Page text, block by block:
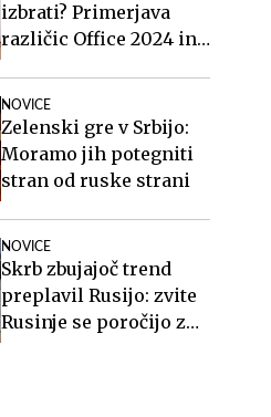
izbrati? Primerjava
različic Office 2024 in
NOVICE
Zelenski gre v Srbijo:
Moramo jih potegniti
stran od ruske strani
NOVICE
Skrb zbujajoč trend
preplavil Rusijo: zvite
Rusinje se poročijo z